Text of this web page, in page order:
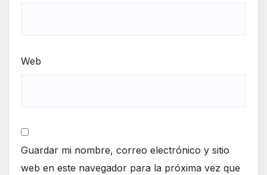
Web
Guardar mi nombre, correo electrónico y sitio
web en este navegador para la próxima vez que